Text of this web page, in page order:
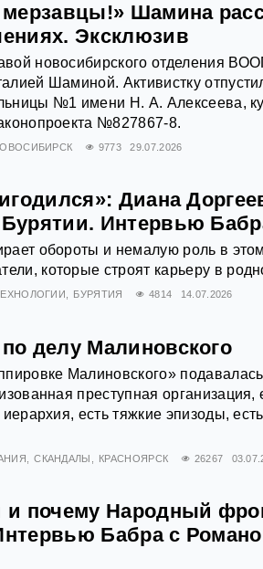
Шамина
Эксклюзив
новосибирского отделения
Шаминой. Активистку
№1 имени Н. А. Алексеева,
№827867-8.
9773 29.07.2026
Диана
Интервью
обороты и немалую роль в
которые строят карьеру в
БУРЯТИЯ 4814 14.07.2026
делу Малиновского
Малиновского»
преступная организация,
есть тяжкие эпизоды,
СКАНДАЛЫ КРАСНОЯРСК 26267
и почему Народный
Бабра с